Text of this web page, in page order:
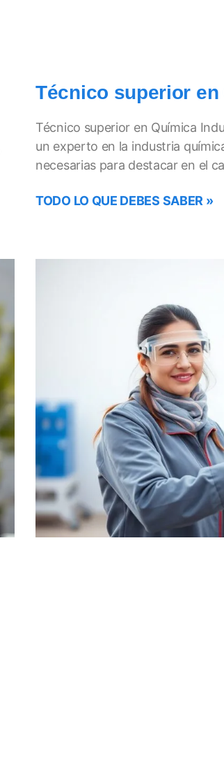
Técnico superior
Técnico superior en Química
un experto en la industria
necesarias para destacar en el
TODO LO QUE DEBES SABER »